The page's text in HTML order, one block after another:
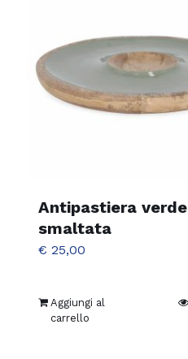
Antipastiera verde
smaltata
€ 25,00
Aggiungi al
carrello